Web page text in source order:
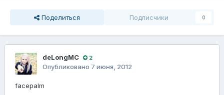
Поделиться Подписчики 0
deLongMC 2
Опубликовано 7 июня, 2012
facepalm